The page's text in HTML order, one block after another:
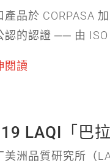
產品於 CORPASA
認的認證 ── 由 ISO
閱讀
LAQI「巴
美洲品質研究所（